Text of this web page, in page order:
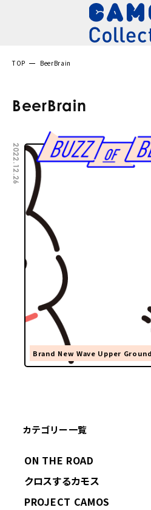
TOP BeerBrain
BeerBrain
2022.12.26
Brand New Wave Upper Ground
カテゴリー一覧
ON THE ROAD
クロスするカモス
PROJECT CAMOS